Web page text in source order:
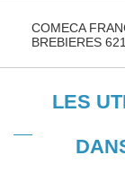
COMECA
BREBIERES
LES